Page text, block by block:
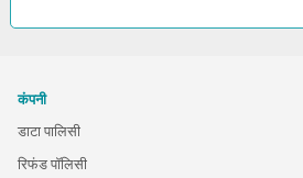
कंपनी
डाटा पालिसी
रिफंड पॉलिसी